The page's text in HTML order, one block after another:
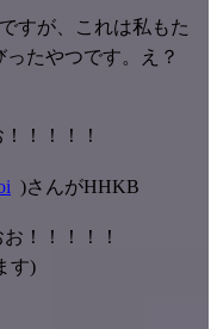
すが、これは私もた
ったやつです。え？
！！！！
)さんがHHKB
！！！！！
す)